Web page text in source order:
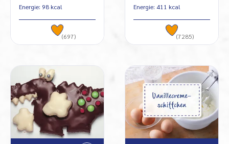
Energie: 98 kcal
(697)
Energie: 411 kcal
(7285)